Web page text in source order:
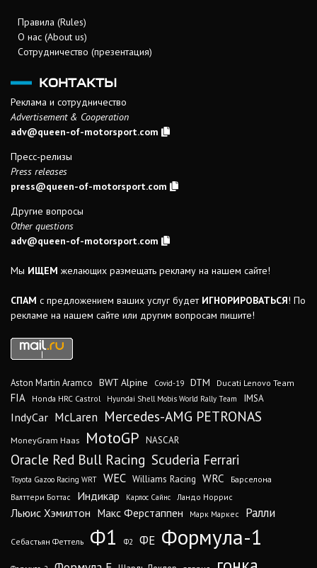
Правила (Rules)
О нас (About us)
Сотрудничество (презентация)
КОНТАКТЫ
Реклама и сотрудничество
Advertisement & Cooperation
adv@queen-of-motorsport.com
Пресс-релизы
Press releases
press@queen-of-motorsport.com
Другие вопросы
Other questions
adv@queen-of-motorsport.com
Мы ИЩЕМ желающих размещать рекламу на нашем сайте!
СПАМ с предложением ваших услуг будет ИГНОРИРОВАТЬСЯ! По
рекламе на нашем сайте или другим вопросам пишите!
Aston Martin Aramco BWT Alpine Covid-19 DTM Ducati Lenovo Team
FIA Honda HRC Castrol Hyundai Shell Mobis World Rally Team IMSA
IndyCar McLaren Mercedes-AMG PETRONAS
MoneyGram Haas MotoGP NASCAR
Oracle Red Bull Racing Scuderia Ferrari
Toyota Gazoo Racing WRT WEC Williams Racing WRC
Барселона
Валттери Боттас
Индикар Карлос Сайнс Ландо Норрис
Льюис Хэмилтон Макс Ферстаппен Марк Маркес Ралли
Себастьян Феттель Ф1 Ф2 ФЕ Формула-1